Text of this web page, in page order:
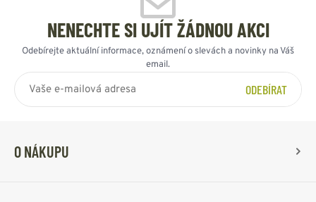
NENECHTE SI UJÍT ŽÁDNOU AKCI
Odebírejte aktuální informace, oznámení o slevách a novinky na Váš
email.
ODEBÍRAT
O NÁKUPU